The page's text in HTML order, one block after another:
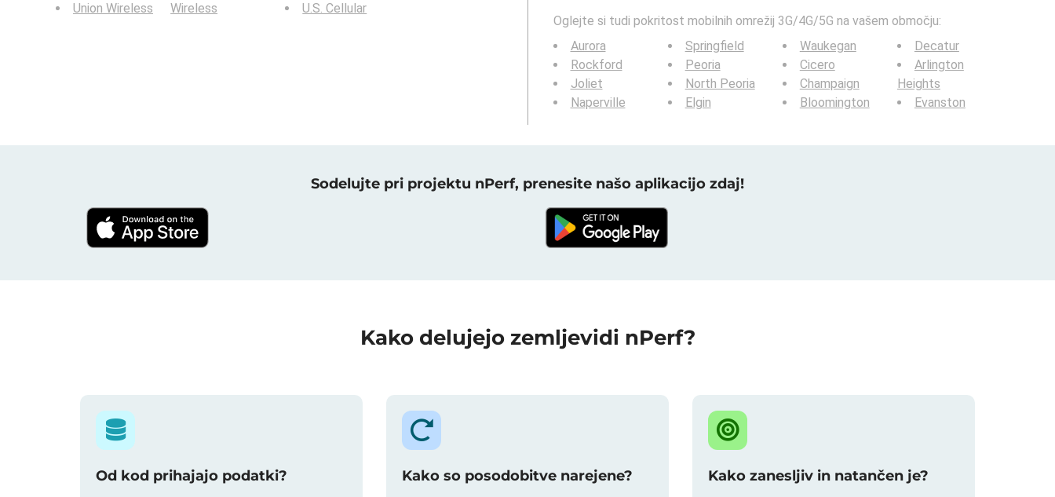
Union Wireless
Wireless
U.S. Cellular
Oglejte si tudi pokritost mobilnih omrežij 3G/4G/5G na vašem območju:
Aurora
Rockford
Joliet
Naperville
Springfield
Peoria
North Peoria
Elgin
Waukegan
Cicero
Champaign
Bloomington
Decatur
Arlington
Heights
Evanston
Sodelujte pri projektu nPerf, prenesite našo aplikacijo zdaj!
Kako delujejo zemljevidi nPerf?
Od kod prihajajo podatki? Kako so posodobitve narejene? Kako zanesljiv in natančen je?